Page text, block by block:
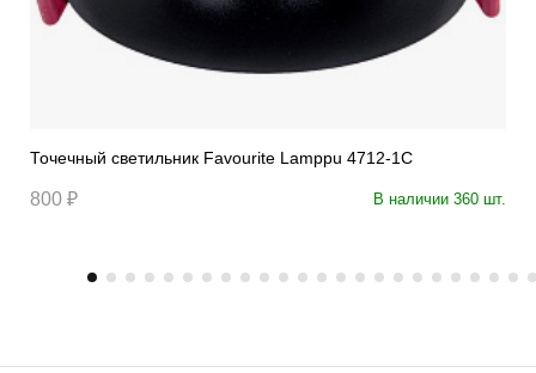
Точечный светильник Favourite Lamppu 4712-1C
800 ₽ В наличии 360 шт.